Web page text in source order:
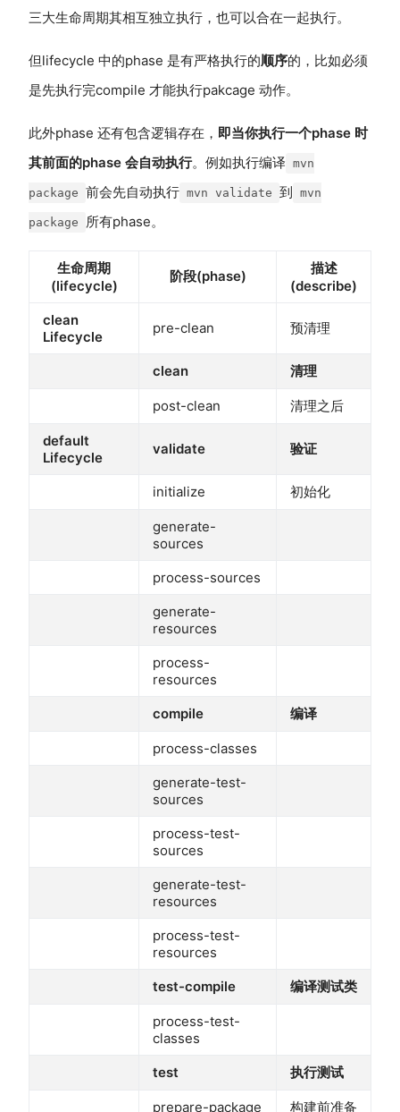
三大生命周期其相互独立执行，也可以合在一起执行。
但lifecycle 中的phase 是有严格执行的顺序的，比如必须
是先执行完compile 才能执行pakcage 动作。
此外phase 还有包含逻辑存在， 即当你执行一个phase 时
其前面的phase 会自动执行。例如执行编译 mvn
package 前会先自动执行 mvn validate 到 mvn
package 所有phase。
生命周期
(lifecycle)
阶段(phase)
描述
(describe)
clean
Lifecycle
pre-clean 预清理
clean 清理
post-clean 清理之后
default
Lifecycle
validate 验证
initialize 初始化
generate-
sources
process-sources
generate-
resources
process-
resources
compile
编译
process-classes
generate-test-
sources
process-test-
sources
generate-test-
resources
process-test-
resources
test-compile
编译测试类
process-test-
classes
test
执行测试
prepare-package 构建前准备